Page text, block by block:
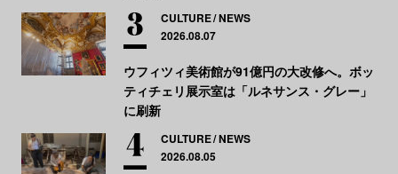
CULTURE NEWS
2026.08.07
ウフィツィ美術館が91億円の大改修へ。ボッ
ティチェリ展示室は「ルネサンス・グレー」
に刷新
CULTURE NEWS
2026.08.05